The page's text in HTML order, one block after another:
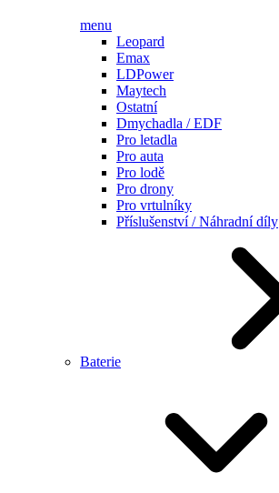
menu
Leopard
Emax
LDPower
Maytech
Ostatní
Dmychadla / EDF
Pro letadla
Pro auta
Pro lodě
Pro drony
Pro vrtulníky
Příslušenství / Náhradní díly
Baterie